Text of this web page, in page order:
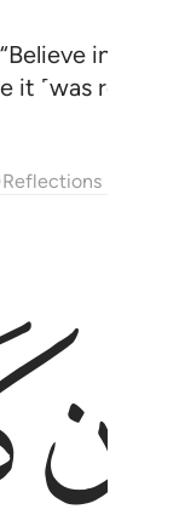
“Believe in
it ˹was
Reflections
ﱰ